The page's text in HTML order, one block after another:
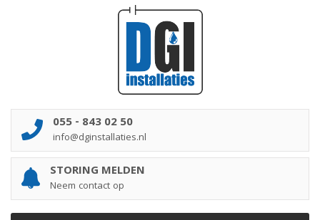
055 - 843 02 50
info@dginstallaties.nl
STORING MELDEN
Neem contact op